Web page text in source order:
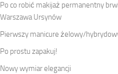
Po co robić makijaż permanentny
Warszawa Ursynów
Pierwszy manicure żelowy/
Po prostu zapakuj!
Nowy wymiar elegancji